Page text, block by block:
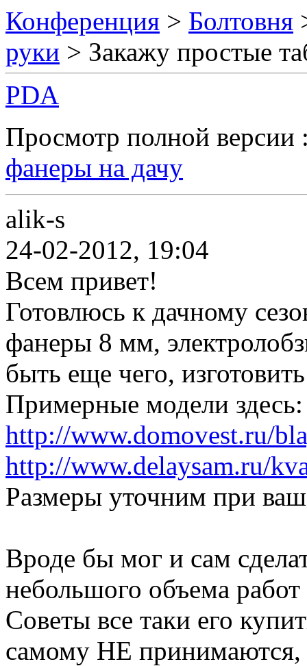
Конференция > Болтовня
руки > Закажу простые
PDA
Просмотр полной
фанеры на дачу
alik-s
24-02-2012, 19:04
Всем привет!
Готовлюсь к дачному
фанеры 8 мм,
быть еще чего,
Примерные модели здесь:
http://www.domovest.ru/
http://www.delaysam.ru/
Размеры уточним при
Вроде бы мог и сам
небольшого объема работ
Советы все таки его
самому НЕ принимаются,